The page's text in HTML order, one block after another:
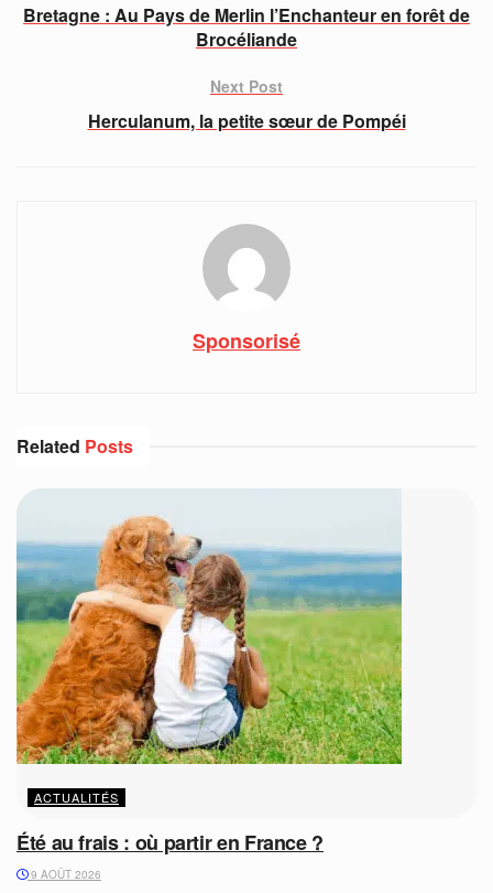
Bretagne : Au Pays de Merlin l’Enchanteur en forêt de
Brocéliande
Next Post
Herculanum, la petite sœur de Pompéi
Sponsorisé
Related Posts
ACTUALITÉS
Été au frais : où partir en France ?
9 AOÛT 2026